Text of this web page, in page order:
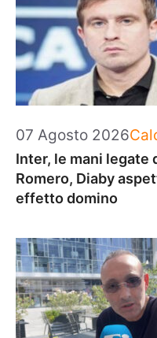
07 Agosto 2026
Inter, le mani legate
Romero, Diaby
effetto domino